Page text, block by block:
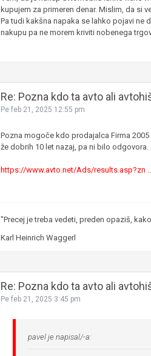
kupujem za primeren denar. Mislim, da si
Pa tudi kakšna napaka se lahko pojavi ne
nakupu pa ne morem kriviti nobenega
Re: Pozna kdo ta avto ali
Pe feb 21, 2025 12:55 pm
Pozna mogoče kdo prodajalca Firma
že dobrih 10 let nazaj, pa ni bilo odgovora.
https://www.avto.net/Ads/results.asp?zn
"Precej je treba vedeti, preden opaziš,
Karl Heinrich Waggerl
Re: Pozna kdo ta avto ali
Pe feb 21, 2025 3:45 pm
pavel je napisal/-a: